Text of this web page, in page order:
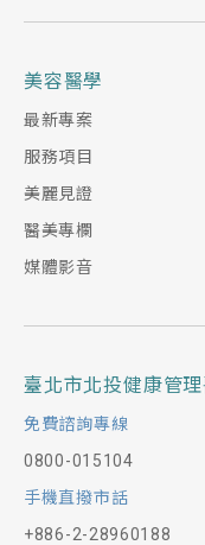
美容醫學
最新專案
服務項目
美麗見證
醫美專欄
媒體影音
臺北市北投健康管
免費諮詢專線
0800-015104
手機直撥市話
+886-2-28960188